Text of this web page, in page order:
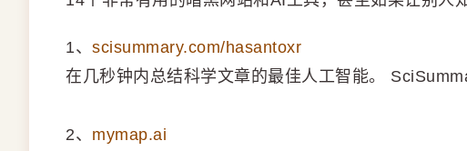
1、 scisummary.com/hasantoxr
在几秒钟内总结科学文章的最佳人工智能。
2、 mymap.ai